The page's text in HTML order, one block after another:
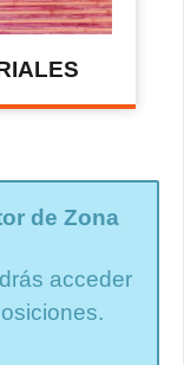
de Zona
acceder